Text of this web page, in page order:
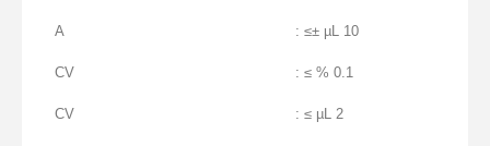
A : ≤± µL 10
CV : ≤ % 0.1
CV : ≤ µL 2